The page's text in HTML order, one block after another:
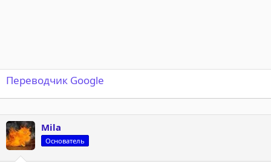
Переводчик Google
Mila
Основатель